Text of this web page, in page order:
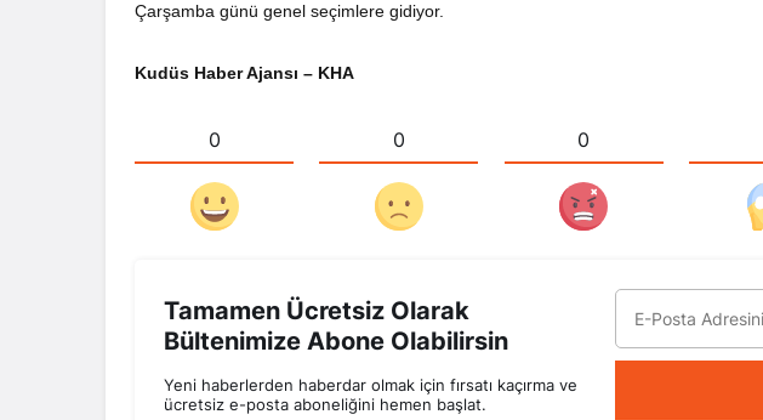
Çarşamba günü genel seçimlere gidiyor.
Kudüs Haber Ajansı – KHA
0 0 0
Tamamen Ücretsiz Olarak
Bültenimize Abone Olabilirsin
Yeni haberlerden haberdar olmak için fırsatı kaçırma ve
ücretsiz e-posta aboneliğini hemen başlat.